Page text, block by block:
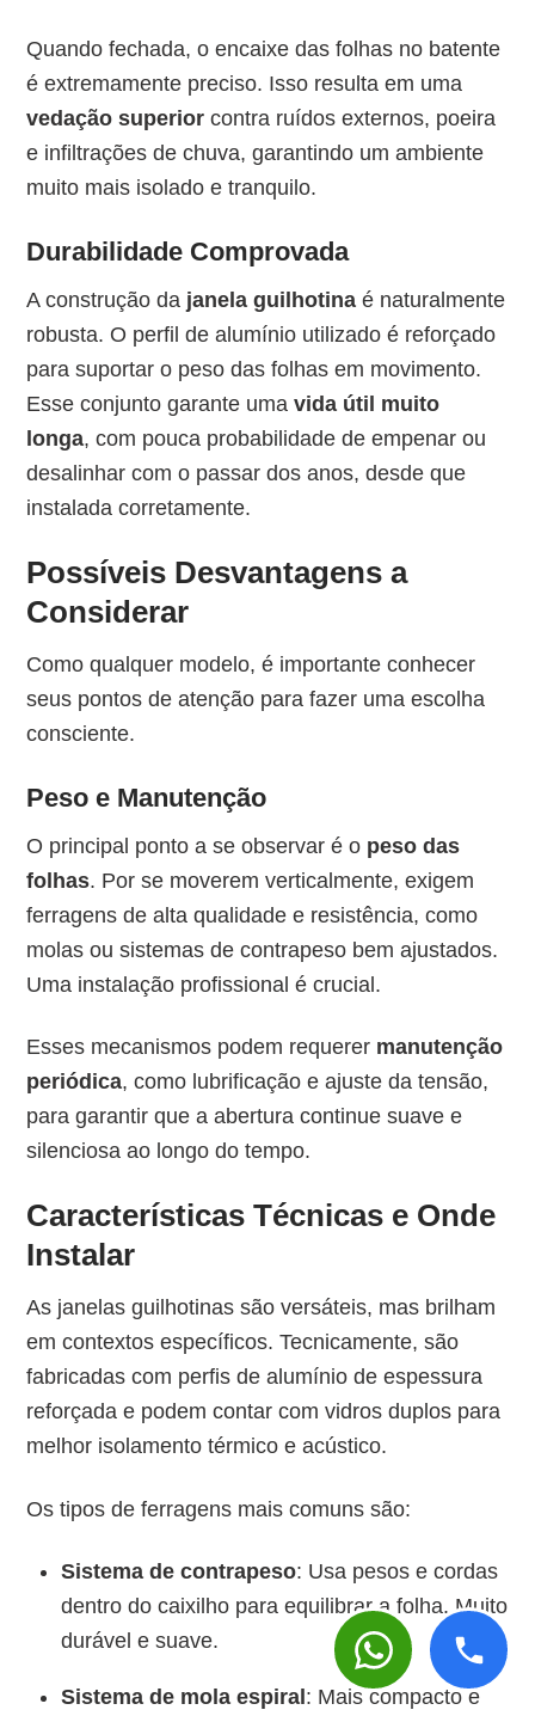
Quando fechada, o encaixe das folhas no batente
é extremamente preciso. Isso resulta em uma
vedação superior contra ruídos externos, poeira
e infiltrações de chuva, garantindo um ambiente
muito mais isolado e tranquilo.
Durabilidade Comprovada
A construção da janela guilhotina é naturalmente
robusta. O perfil de alumínio utilizado é reforçado
para suportar o peso das folhas em movimento.
Esse conjunto garante umavida útil muito
longa, com pouca probabilidade de empenar ou
desalinhar com o passar dos anos, desde que
instalada corretamente.
Possíveis Desvantagens a
Considerar
Como qualquer modelo, é importante conhecer
seus pontos de atenção para fazer uma escolha
consciente.
Peso e Manutenção
O principal ponto a se observar é o peso das
folhas. Por se moverem verticalmente, exigem
ferragens de alta qualidade e resistência, como
molas ou sistemas de contrapeso bem ajustados.
Uma instalação profissional é crucial.
Esses mecanismos podem requerer manutenção
periódica, como lubrificação e ajuste da tensão,
para garantir que a abertura continue suave e
silenciosa ao longo do tempo.
Características Técnicas e Onde
Instalar
As janelas guilhotinas são versáteis, mas brilham
em contextos específicos. Tecnicamente, são
fabricadas com perfis de alumínio de espessura
reforçada e podem contar com vidros duplos para
melhor isolamento térmico e acústico.
Os tipos de ferragens mais comuns são:
Sistema de contrapeso: Usa pesos e cordas
dentro do caixilho para equilibrar a folha. Muito
durável e suave.
Sistema de mola espiral : Mais compacto e